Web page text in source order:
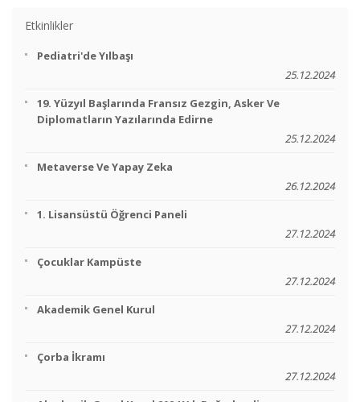
Etkinlikler
Pediatri'de Yılbaşı
25.12.2024
19. Yüzyıl Başlarında Fransız Gezgin, Asker Ve
Diplomatların Yazılarında Edirne
25.12.2024
Metaverse Ve Yapay Zeka
26.12.2024
1. Lisansüstü Öğrenci Paneli
27.12.2024
Çocuklar Kampüste
27.12.2024
Akademik Genel Kurul
27.12.2024
Çorba İkramı
27.12.2024